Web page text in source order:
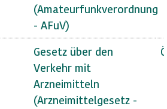
(Amateurfunkverordnung
- AFuV)
Gesetz über den
Verkehr mit
Arzneimitteln
(Arzneimittelgesetz -